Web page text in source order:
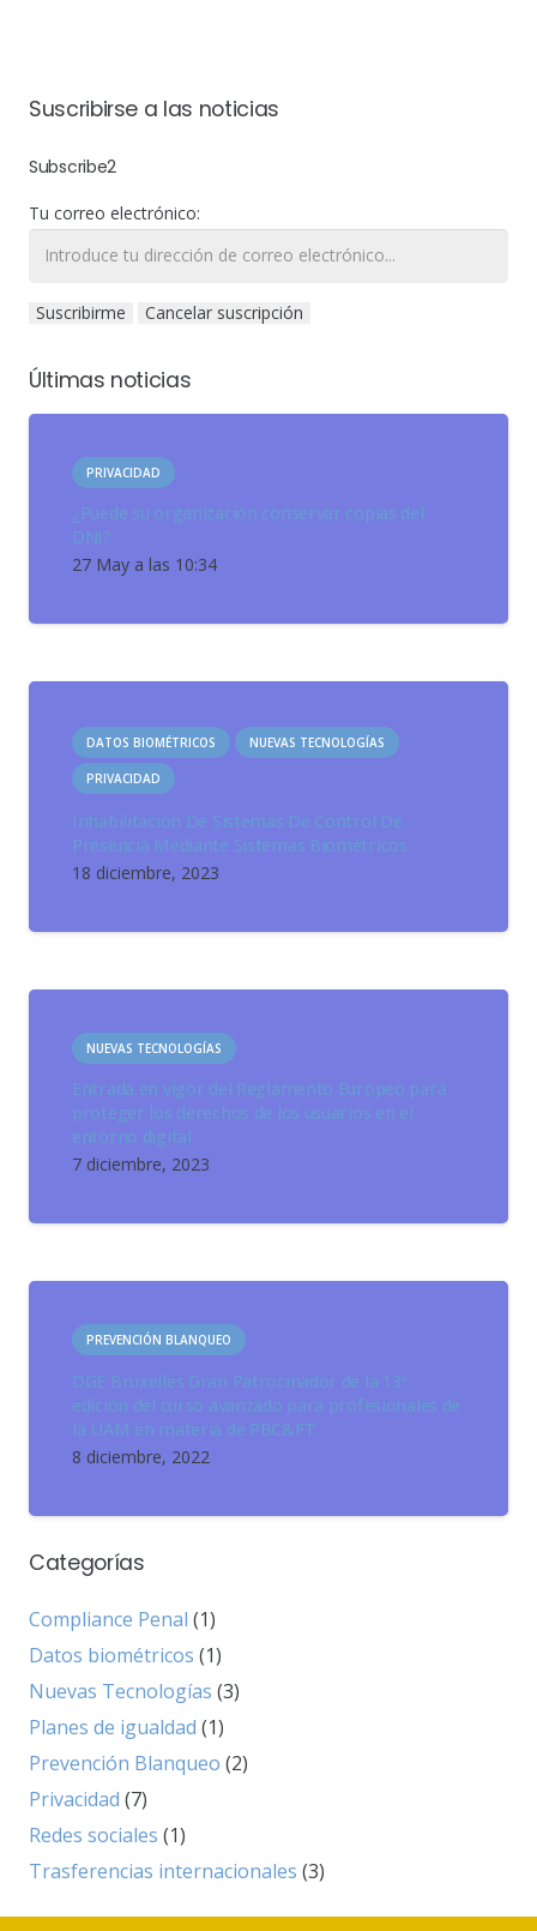
Suscribirse a las noticias
Subscribe2
Tu correo electrónico:
Últimas noticias
PRIVACIDAD
¿Puede su organización conservar copias del
DNI?
27 May a las 10:34
DATOS BIOMÉTRICOS NUEVAS TECNOLOGÍAS
PRIVACIDAD
Inhabilitación De Sistemas De Control De
Presencia Mediante Sistemas Biométricos
18 diciembre, 2023
NUEVAS TECNOLOGÍAS
Entrada en vigor del Reglamento Europeo para
proteger los derechos de los usuarios en el
entorno digital
7 diciembre, 2023
PREVENCIÓN BLANQUEO
DGE Bruxelles Gran Patrocinador de la 13ª
edición del curso avanzado para profesionales de
la UAM en materia de PBC&FT
8 diciembre, 2022
Categorías
Compliance Penal (1)
Datos biométricos (1)
Nuevas Tecnologías (3)
Planes de igualdad (1)
Prevención Blanqueo (2)
Privacidad (7)
Redes sociales (1)
Trasferencias internacionales (3)